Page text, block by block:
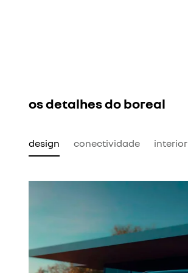
os detalhes do boreal
design conectividade interior